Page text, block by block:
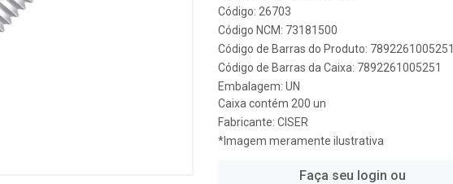
Código: 26703
Código NCM: 73181500
Código de Barras do Produto: 7892261005251
Código de Barras da Caixa: 7892261005251
Embalagem: UN
Caixa contém 200 un
Fabricante: CISER
*Imagem meramente ilustrativa
Faça seu login ou